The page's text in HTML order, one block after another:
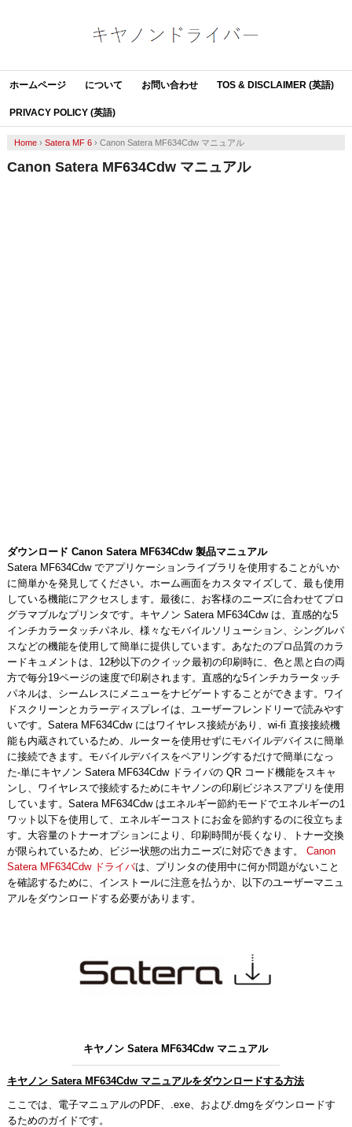
ホームページ について お問い合わせ TOS & DISCLAIMER (英語)
PRIVACY POLICY (英語)
Home› Satera MF 6› Canon Satera MF634Cdw マニュアル
Canon Satera MF634Cdw マニュアル
ダウンロード Canon Satera MF634Cdw 製品マニュアル
Satera MF634Cdw でアプリケーションライブラリを使用することがいか
に簡単かを発見してください。ホーム画面をカスタマイズして、最も使用
している機能にアクセスします。最後に、お客様のニーズに合わせてプロ
グラマブルなプリンタです。キヤノン Satera MF634Cdw は、直感的な5
インチカラータッチパネル、様々なモバイルソリューション、シングルパ
スなどの機能を使用して簡単に提供しています。あなたのプロ品質のカラ
ードキュメントは、12秒以下のクイック最初の印刷時に、色と黒と白の両
方で毎分19ページの速度で印刷されます。直感的な5インチカラータッチ
パネルは、シームレスにメニューをナビゲートすることができます。ワイ
ドスクリーンとカラーディスプレイは、ユーザーフレンドリーで読みやす
いです。Satera MF634Cdw にはワイヤレス接続があり、wi-fi 直接接続機
能も内蔵されているため、ルーターを使用せずにモバイルデバイスに簡単
に接続できます。モバイルデバイスをペアリングするだけで簡単になっ
た-単にキヤノン Satera MF634Cdw ドライバの QR コード機能をスキャ
ンし、ワイヤレスで接続するためにキヤノンの印刷ビジネスアプリを使用
しています。Satera MF634Cdw はエネルギー節約モードでエネルギーの1
ワット以下を使用して、エネルギーコストにお金を節約するのに役立ちま
す。大容量のトナーオプションにより、印刷時間が長くなり、トナー交換
が限られているため、ビジー状態の出力ニーズに対応できます。 Canon
Satera MF634Cdw ドライバは、プリンタの使用中に何か問題がないこと
を確認するために、インストールに注意を払うか、以下のユーザーマニュ
アルをダウンロードする必要があります。
キヤノン Satera MF634Cdw マニュアル
キヤノン Satera MF634Cdw マニュアルをダウンロードする方法
ここでは、電子マニュアルのPDF、.exe、および.dmgをダウンロードす
るためのガイドです。